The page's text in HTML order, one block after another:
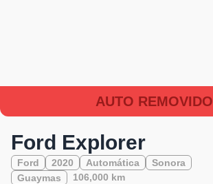
AUTO REMOVIDO
Ford Explorer
Ford 2020 Automática
Sonora
Guaymas
106,000 km